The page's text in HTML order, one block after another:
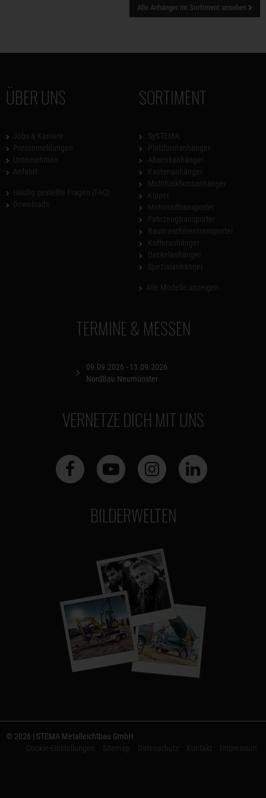
Alle Anhänger im Sortiment ansehen
ÜBER UNS SORTIMENT
TERMINE & MESSEN
09.09.2026 - 13.09.2026
NordBau Neumünster
VERNETZE DICH MIT UNS
BILDERWELTEN
© 2026 | STEMA Metalleichtbau GmbH